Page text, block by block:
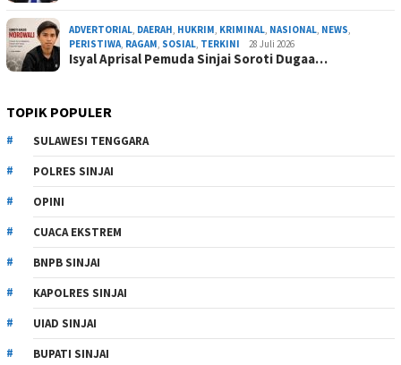
ADVERTORIAL, DAERAH, HUKRIM, KRIMINAL, NASIONAL, NEWS,
PERISTIWA, RAGAM, SOSIAL, TERKINI 28 Juli 2026
Isyal Aprisal Pemuda Sinjai Soroti Dugaa…
TOPIK POPULER
SULAWESI TENGGARA
POLRES SINJAI
OPINI
CUACA EKSTREM
BNPB SINJAI
KAPOLRES SINJAI
UIAD SINJAI
BUPATI SINJAI